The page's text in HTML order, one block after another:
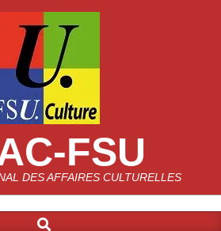
FSU
DES AFFAIRES CULTURELLES